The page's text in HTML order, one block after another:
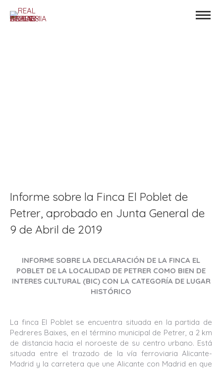
Informe sobre la Finca El Poblet de
Petrer, aprobado en Junta General de
9 de Abril de 2019
INFORME SOBRE LA DECLARACIÓN DE LA FINCA EL
POBLET DE LA LOCALIDAD DE PETRER COMO BIEN DE
INTERES CULTURAL (BIC) CON LA CATEGORÍA DE LUGAR
HISTÓRICO
La finca El Poblet se encuentra situada en la partida de
Pedreres Baixes, en el término municipal de Petrer, a 2 km
de distancia hacia el noroeste de su centro urbano. Está
situada entre el trazado de la vía ferroviaria Alicante-
Madrid y la carretera que une Alicante con Madrid en que